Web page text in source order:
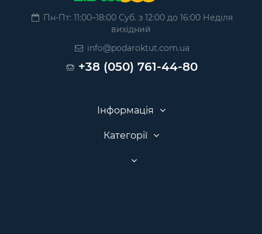
Пн-Пт: 11:00–18:00 Суб. з 12:00 до 16:00 Неділя
вихідний
info@podaroktut.com.ua
+38 (050) 761-44-80
Інформація
Категорії